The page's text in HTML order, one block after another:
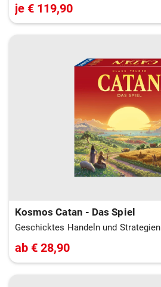
je € 119,90
Kosmos Catan - Das Spiel
Geschicktes Handeln und Strategien
ab € 28,90